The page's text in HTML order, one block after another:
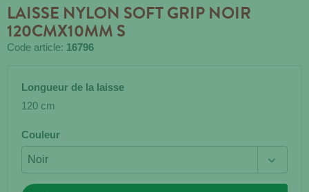
LAISSE NYLON SOFT GRIP NOIR
120CMX10MM S
Code article: 16796
Longueur de la laisse
120 cm
Couleur